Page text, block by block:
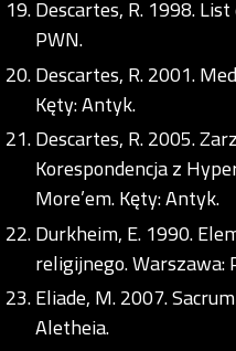
Descartes, R. 1998.
PWN.
Descartes, R. 2001.
Kęty: Antyk.
Descartes, R. 2005.
Korespondencja z
More’em. Kęty: Antyk.
Durkheim, E. 1990.
religijnego. Warszawa:
Eliade, M. 2007.
Aletheia.